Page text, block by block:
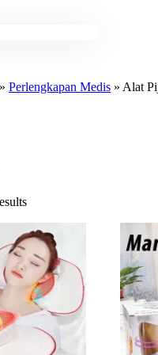
» Perlengkapan Medis » Alat